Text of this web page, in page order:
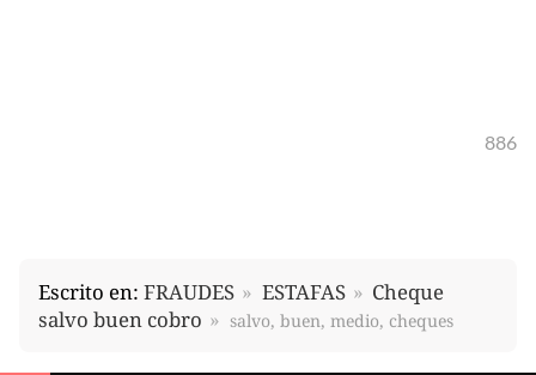
886
Escrito en: FRAUDES ESTAFAS
Cheque
salvo buen cobro
salvo, buen, medio, cheques